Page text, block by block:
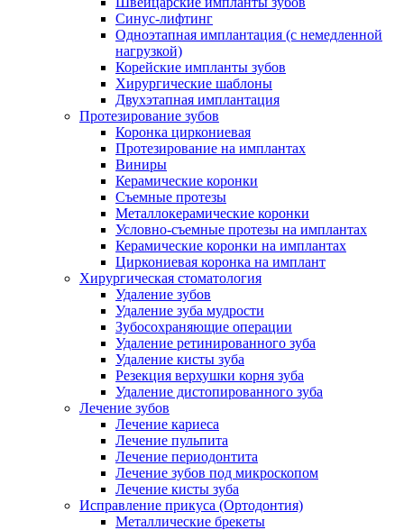
Синус-лифтинг
Одноэтапная имплантация (с немедленной
нагрузкой)
Корейские импланты зубов
Хирургические шаблоны
Двухэтапная имплантация
Протезирование зубов
Коронка циркониевая
Протезирование на имплантах
Виниры
Керамические коронки
Съемные протезы
Металлокерамические коронки
Условно-съемные протезы на имплантах
Керамические коронки на имплантах
Циркониевая коронка на имплант
Хирургическая стоматология
Удаление зубов
Удаление зуба мудрости
Зубосохраняющие операции
Удаление ретинированного зуба
Удаление кисты зуба
Резекция верхушки корня зуба
Удаление дистопированного зуба
Лечение зубов
Лечение кариеса
Лечение пульпита
Лечение периодонтита
Лечение зубов под микроскопом
Лечение кисты зуба
Исправление прикуса (Ортодонтия)
Металлические брекеты